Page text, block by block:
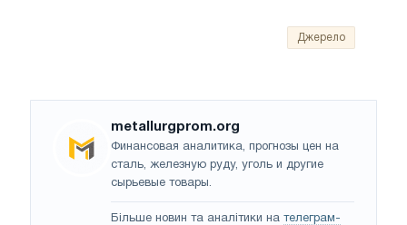
Джерело
metallurgprom.org
Финансовая аналитика, прогнозы цен на
сталь, железную руду, уголь и другие
сырьевые товары.
Більше новин та аналітики на телеграм-